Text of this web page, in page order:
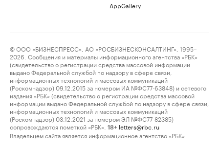
AppGallery
© ООО «БИЗНЕСПРЕСС», АО «РОСБИЗНЕСКОНСАЛТИНГ», 1995–
2026. Сообщения и материалы информационного агентства «РБК»
(свидетельство о регистрации средства массовой информации
выдано Федеральной службой по надзору в сфере связи,
информационных технологий и массовых коммуникаций
(Роскомнадзор) 09.12.2015 за номером ИА №ФС77-63848) и сетевого
издания «РБК» (свидетельство о регистрации средства массовой
информации выдано Федеральной службой по надзору в сфере связи,
информационных технологий и массовых коммуникаций
(Роскомнадзор) 03.12.2021 за номером ЭЛ №ФС77-82385)
сопровождаются пометкой «РБК».
18+ letters@rbc.ru
Владельцем сайта является информационное агентство «РБК».